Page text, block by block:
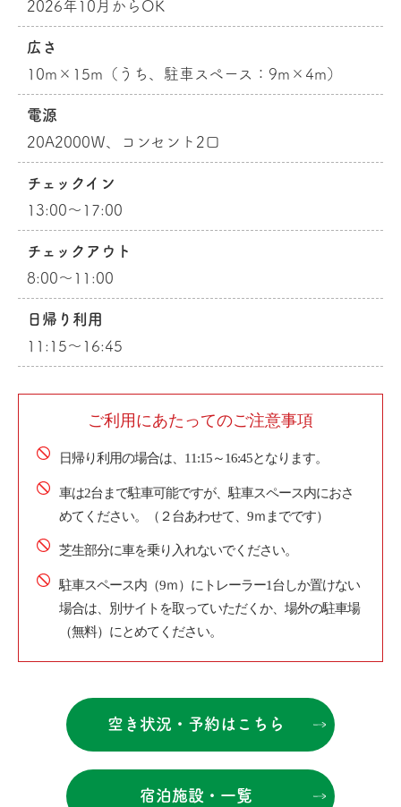
2026年10月からOK
広さ
10m×15m（うち、駐車スペース：9m×4m）
電源
20A2000Ｗ、コンセント2口
チェックイン
13:00～17:00
チェックアウト
8:00～11:00
日帰り利用
11:15～16:45
ご利用にあたってのご注意事項
日帰り利用の場合は、11:15～16:45となります。
車は2台まで駐車可能ですが、駐車スペース内におさ
めてください。（２台あわせて、9ｍまでです）
芝生部分に車を乗り入れないでください。
駐車スペース内（9ｍ）にトレーラー1台しか置けない
場合は、別サイトを取っていただくか、場外の駐車場
（無料）にとめてください。
空き状況・予約はこちら
宿泊施設・一覧